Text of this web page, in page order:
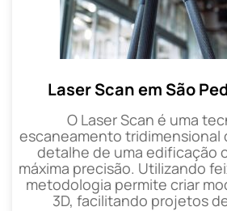
Laser Scan em São
O Laser Scan é uma
escaneamento tridimensional
detalhe de uma edificação
máxima precisão. Utilizando
metodologia permite criar
3D, facilitando projetos